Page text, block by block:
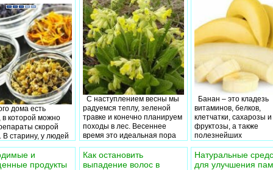
таких приступов,
вынуждены
употреблять
лекарства,
не способны
избавлять от
имеют побочные
К вашему
альтернативное
проблемы, не
на здоровье
органов:
бронхиальной
аптечке. Сегодня обсудим,
как правильно
укомплектовать домашнюю
аптечку.
нужных сорняков.
мало кто знает, что
цветы и корень данного
растения (длинна
м) богаты на
легкоусвояемые
вещества:
инулина, белки,
В, В1, В2 и В3,
кислоты, а также
микроэлементы и
макроэлементы.
благодаря такому
необычайному составу,
цикорий очень
народной медицине.
данной статье мы
рассмотрим полезные
свойства цикория и
дома есть
в которой можно
скорой
старину, у людей
в
были лечебные
оказывали
С наступлением весны мы
радуемся теплу, зеленой
травке и конечно планируем
походы в лес. Весеннее
время это идеальная пора
разные лечебные растения,
которые могут пригодиться
Банан – это кладезь
витаминов, белков,
клетчатки, сахарозы и
фруктозы, а также
полезнейших
макроэлементов.
этом уникальном
и
продукты
Как остановить
выпадение волос в
Натуральные
для улучшения